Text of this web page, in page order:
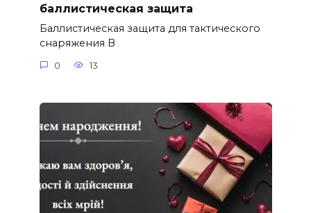
баллистическая защита
Баллистическая защита для тактического
снаряжения В
0 13